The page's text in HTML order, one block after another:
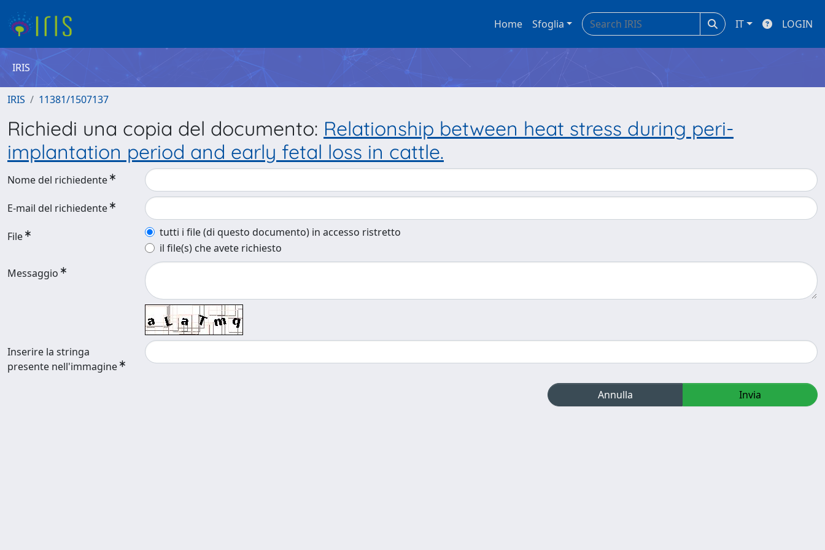
Home Sfoglia IT LOGIN
IRIS
IRIS 11381/1507137
Richiedi una copia del documento: Relationship between heat stress during peri-
implantation period and early fetal loss in cattle.
Nome del richiedente
E-mail del richiedente
File
tutti i file (di questo documento) in accesso ristretto
il file(s) che avete richiesto
Messaggio
Inserire la stringa
presente nell'immagine
Annulla Invia